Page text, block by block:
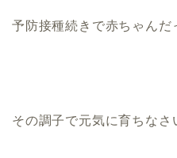
予防接種続きで赤ちゃんだ
その調子で元気に育ちなさ